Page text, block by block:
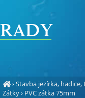
›Stavba jezírka,
Zátky› PVC zátka 75mm